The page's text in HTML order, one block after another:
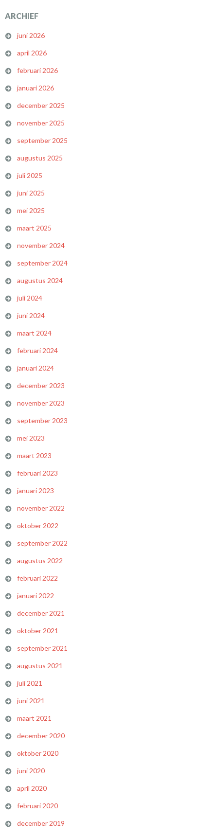
ARCHIEF
juni 2026
april 2026
februari 2026
januari 2026
december 2025
november 2025
september 2025
augustus 2025
juli 2025
juni 2025
mei 2025
maart 2025
november 2024
september 2024
augustus 2024
juli 2024
juni 2024
maart 2024
februari 2024
januari 2024
december 2023
november 2023
september 2023
mei 2023
maart 2023
februari 2023
januari 2023
november 2022
oktober 2022
september 2022
augustus 2022
februari 2022
januari 2022
december 2021
oktober 2021
september 2021
augustus 2021
juli 2021
juni 2021
maart 2021
december 2020
oktober 2020
juni 2020
april 2020
februari 2020
december 2019